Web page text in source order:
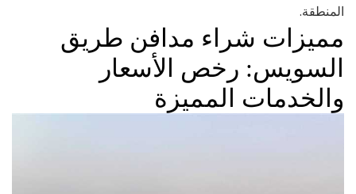
المنطقة.
مميزات شراء مدافن طريق
السويس: رخص الأسعار
والخدمات المميزة